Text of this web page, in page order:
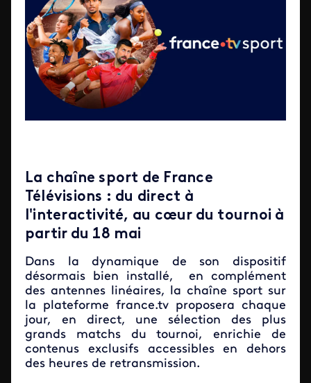
La chaîne sport de France
Télévisions : du direct à
l'interactivité, au cœur du tournoi à
partir du 18 mai
Dans la dynamique de son dispositif
désormais bien installé, en complément
des antennes linéaires, la chaîne sport sur
la plateforme france.tv proposera chaque
jour, en direct, une sélection des plus
grands matchs du tournoi, enrichie de
contenus exclusifs accessibles en dehors
des heures de retransmission.